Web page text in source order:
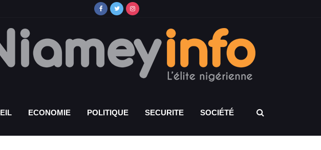
ECONOMIE POLITIQUE SECURITE SOCIÉTÉ